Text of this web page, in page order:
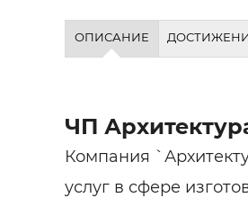
ОПИСАНИЕ
ЧП
Компания
услуг в сфере